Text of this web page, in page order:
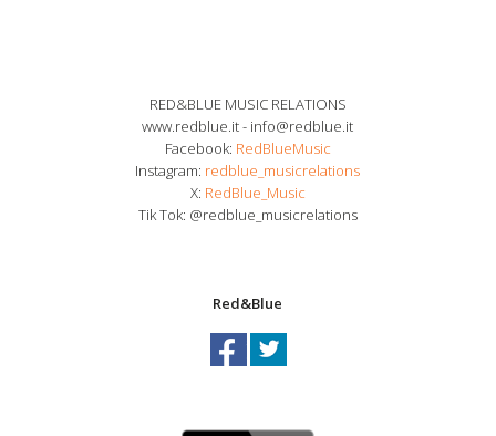
RED&BLUE MUSIC RELATIONS
www.redblue.it - info@redblue.it
Facebook: RedBlueMusic
Instagram: redblue_musicrelations
X: RedBlue_Music
Tik Tok: @redblue_musicrelations
Red&Blue